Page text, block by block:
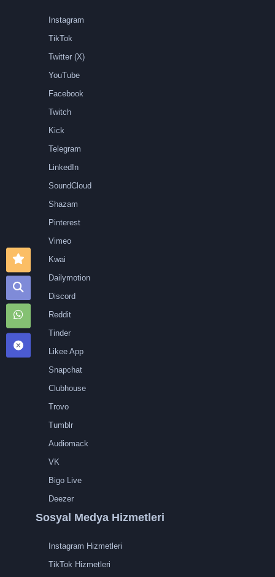
Instagram
TikTok
Twitter (X)
YouTube
Facebook
Twitch
Kick
Telegram
LinkedIn
SoundCloud
Shazam
Pinterest
Vimeo
Kwai
Dailymotion
Discord
Reddit
Tinder
Likee App
Snapchat
Clubhouse
Trovo
Tumblr
Audiomack
VK
Bigo Live
Deezer
Sosyal Medya Hizmetleri
Instagram Hizmetleri
TikTok Hizmetleri